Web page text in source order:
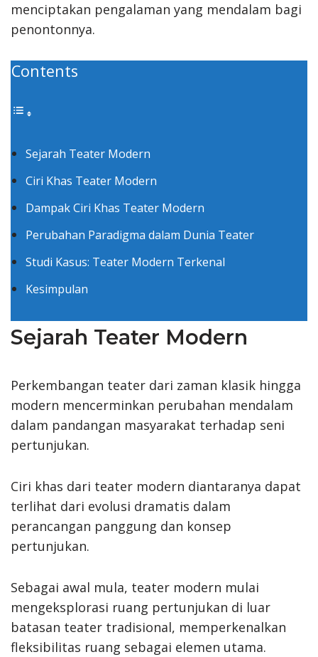
menciptakan pengalaman yang mendalam bagi
penontonnya.
Contents
Sejarah Teater Modern
Ciri Khas Teater Modern
Dampak Ciri Khas Teater Modern
Perubahan Paradigma dalam Dunia Teater
Studi Kasus: Teater Modern Terkenal
Kesimpulan
Sejarah Teater Modern
Perkembangan teater dari zaman klasik hingga
modern mencerminkan perubahan mendalam
dalam pandangan masyarakat terhadap seni
pertunjukan.
Ciri khas dari teater modern diantaranya dapat
terlihat dari evolusi dramatis dalam
perancangan panggung dan konsep
pertunjukan.
Sebagai awal mula, teater modern mulai
mengeksplorasi ruang pertunjukan di luar
batasan teater tradisional, memperkenalkan
fleksibilitas ruang sebagai elemen utama.